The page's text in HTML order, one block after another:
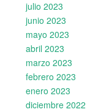
julio 2023
junio 2023
mayo 2023
abril 2023
marzo 2023
febrero 2023
enero 2023
diciembre 2022